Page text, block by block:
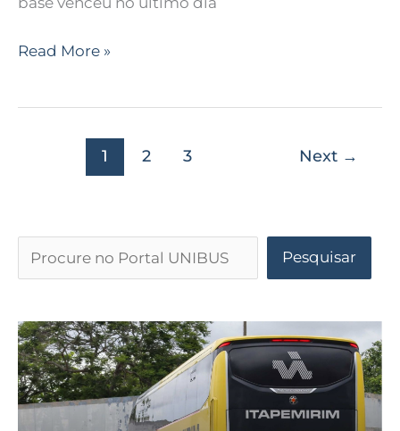
Read More »
1 2 3 Next →
Pesquisar